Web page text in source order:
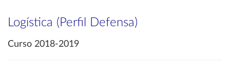
Logística (Perfil Defensa)
Curso 2018-2019